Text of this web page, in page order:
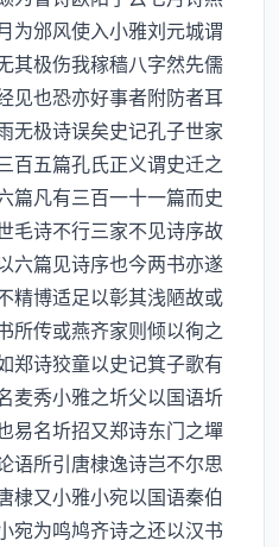
为邠风使入小雅刘元城谓
其极伤我稼穑八字然先儒
见也恐亦好事者附防者耳
无极诗误矣史记孔子世家
百五篇孔氏正义谓史迁之
篇凡有三百一十一篇而史
毛诗不行三家不见诗序故
六篇见诗序也今两书亦遂
精博适足以彰其浅陋故或
所传或燕齐家则倾以徇之
郑诗狡童以史记箕子歌有
麦秀小雅之圻父以国语圻
易名圻招又郑诗东门之墠
语所引唐棣逸诗岂不尔思
棣又小雅小宛以国语秦伯
宛为鸣鸠齐诗之还以汉书